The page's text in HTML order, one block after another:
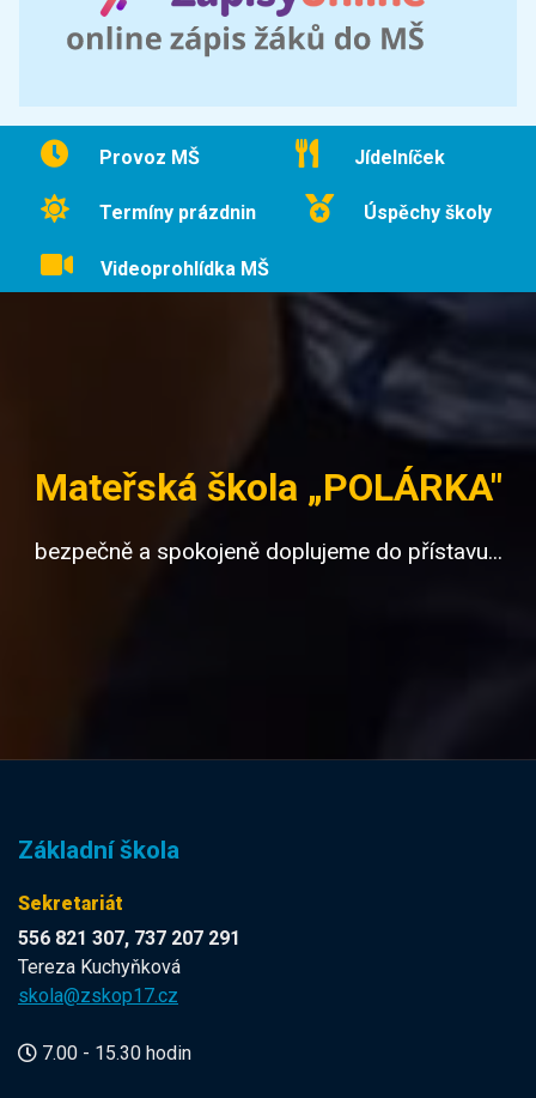
Provoz MŠ Jídelníček
Termíny prázdnin Úspěchy školy
Videoprohlídka MŠ
Mateřská škola „POLÁRKA"
bezpečně a spokojeně doplujeme do přístavu...
Základní škola
Sekretariát
556 821 307, 737 207 291
Tereza Kuchyňková
skola@zskop17.cz
7.00 - 15.30 hodin